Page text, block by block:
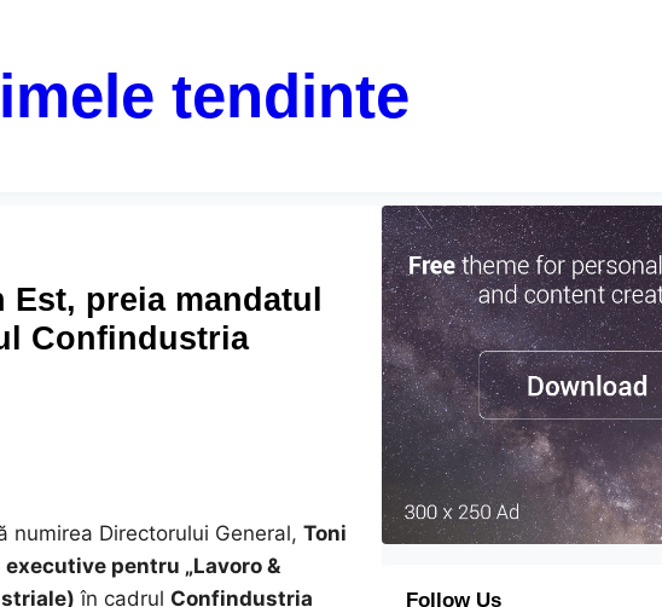
tendinte
Est, preia mandatul
Confindustria
numirea Directorului General, Toni
pentru „Lavoro &
în cadrul Confindustria
Follow Us